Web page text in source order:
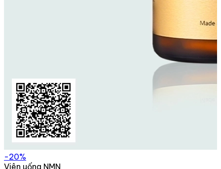
-20%
Viên uống NMN